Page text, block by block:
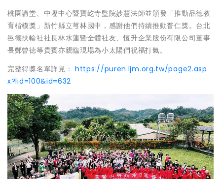
桃園講堂、中壢中心暨寶屹寺監院妙慧法師並頒發「推動品德教
育楷模獎」新竹縣立芎林國中，感謝他們持續推動普仁獎。台北
邑德扶輪社社長林水蓮暨全體社友、恆升企業股份有限公司董事
長鄭曾德等貴賓亦親臨現場為小太陽們祝福打氣。
完整得獎名單詳見： https://puren.ljm.org.tw/page2.asp
x?lid=100&id=632